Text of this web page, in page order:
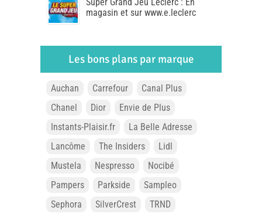
magasin et sur www.e.leclerc
Les bons plans par marque
Auchan Carrefour
Canal Plus
Chanel
Dior
Envie de Plus
Instants-Plaisir.fr
La Belle Adresse
Lancôme
The Insiders
Lidl
Mustela
Nespresso
Nocibé
Pampers
Parkside
Sampleo
Sephora
SilverCrest TRND